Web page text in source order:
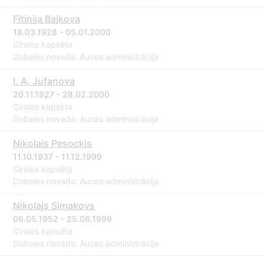
Fitinija Bajkova
18.03.1928 - 05.01.2000
Ciroles kapsēta
Dobeles novads: Auces administrācija
I. A. Jufanova
20.11.1927 - 28.02.2000
Ciroles kapsēta
Dobeles novads: Auces administrācija
Nikolais Pesockis
11.10.1937 - 11.12.1999
Ciroles kapsēta
Dobeles novads: Auces administrācija
Nikolajs Simakovs
06.05.1952 - 25.06.1999
Ciroles kapsēta
Dobeles novads: Auces administrācija